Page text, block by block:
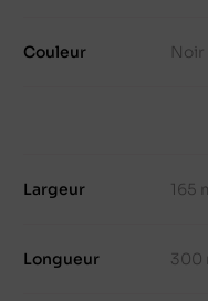
Couleur Noir
Largeur 165
Longueur 300